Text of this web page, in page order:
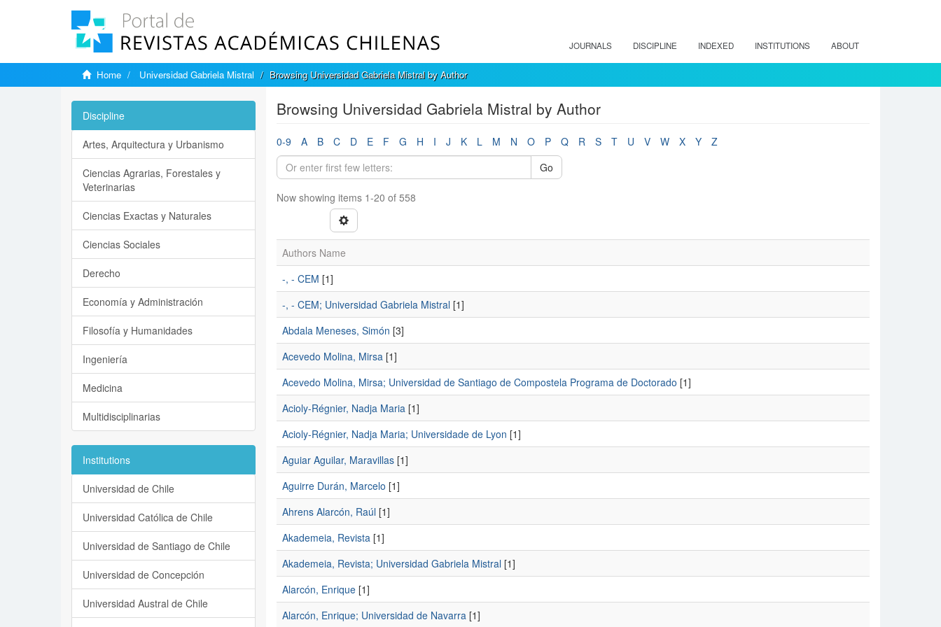
JOURNALS DISCIPLINE INDEXED INSTITUTIONS ABOUT
Home Universidad Gabriela Mistral Browsing Universidad Gabriela Mistral by Author
Browsing Universidad Gabriela Mistral by Author
0-9 A B C D E F G H I J K L M N O P Q R S T U V W X Y
Z
Go
Now showing items 1-20 of 558
Authors Name
-, - CEM [1]
-, - CEM; Universidad Gabriela Mistral[1]
Abdala Meneses, Simón [3]
Acevedo Molina, Mirsa[1]
Acevedo Molina, Mirsa; Universidad de Santiago de Compostela Programa de Doctorado [1]
Acioly-Régnier, Nadja Maria[1]
Acioly-Régnier, Nadja Maria; Universidade de Lyon [1]
Aguiar Aguilar, Maravillas[1]
Aguirre Durán, Marcelo [1]
Ahrens Alarcón, Raúl[1]
Akademeia, Revista[1]
Akademeia, Revista; Universidad Gabriela Mistral[1]
Alarcón, Enrique[1]
Alarcón, Enrique; Universidad de Navarra[1]
Discipline
Artes, Arquitectura y Urbanismo
Ciencias Agrarias, Forestales y
Veterinarias
Ciencias Exactas y Naturales
Ciencias Sociales
Derecho
Economía y Administración
Filosofía y Humanidades
Ingeniería
Medicina
Multidisciplinarias
Institutions
Universidad de Chile
Universidad Católica de Chile
Universidad de Santiago de Chile
Universidad de Concepción
Universidad Austral de Chile